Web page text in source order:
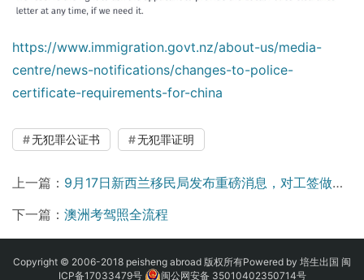
https://www.immigration.govt.nz/about-us/media-
centre/news-notifications/changes-to-police-
certificate-requirements-for-china
无犯罪公证书 无犯罪证明
上一篇： 9月17日新西兰移民局发布重磅消息，对工签做出重大改革
下一篇： 澳洲考驾照全流程
Copyright © 2006-2018 peisheng abroad 版权所有Powered by 培生出国 闽
ICP备17033479号
闽公网安备 35010402350714号